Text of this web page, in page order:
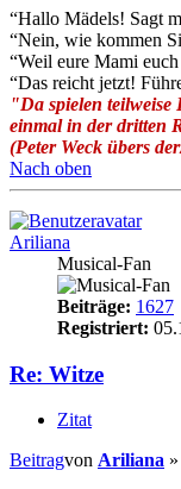
“Hallo Mädels! Sagt
“Nein, wie kommen
“Weil eure Mami
“Das reicht jetzt!
"Da spielen
einmal in der dritten
(Peter Weck übers
Nach oben
Ariliana
Musical-Fan
Beiträge: 1627
Registriert:
Re: Witze
Zitat
Beitragvon Ariliana »